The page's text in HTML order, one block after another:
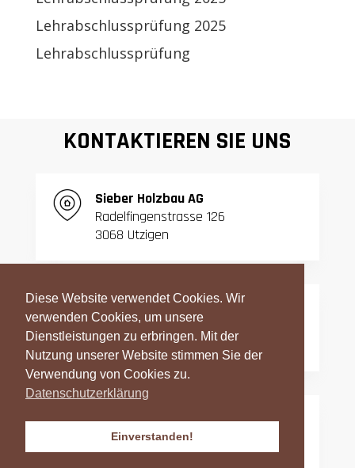
Diese Website verwendet Cookies. Wir
verwenden Cookies, um unsere
Dienstleistungen zu erbringen. Mit der
Nutzung unserer Website stimmen Sie der
Verwendung von Cookies zu.
Datenschutzerklärung
Einverstanden!
Lehrabschlussprüfung 2025
Lehrabschlussprüfung
KONTAKTIEREN SIE UNS
Sieber Holzbau AG
Radelfingenstrasse 126
3068 Utzigen
T:
031 839 06 27
F:031 839 42 23
info@sieber-holzbau.ch
Datenschutzerklärung